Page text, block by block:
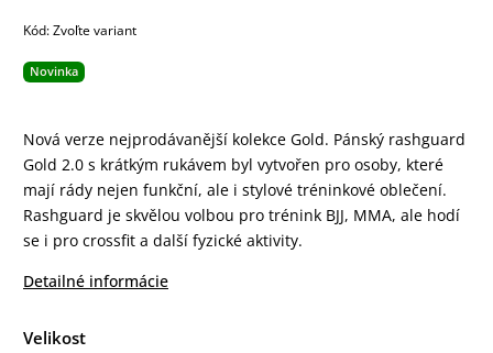
Kód:Zvoľte variant
Novinka
Nová verze nejprodávanější kolekce Gold. Pánský rashguard
Gold 2.0 s krátkým rukávem byl vytvořen pro osoby, které
mají rády nejen funkční, ale i stylové tréninkové oblečení.
Rashguard je skvělou volbou pro trénink BJJ, MMA, ale hodí
se i pro crossfit a další fyzické aktivity.
Detailné informácie
Velikost